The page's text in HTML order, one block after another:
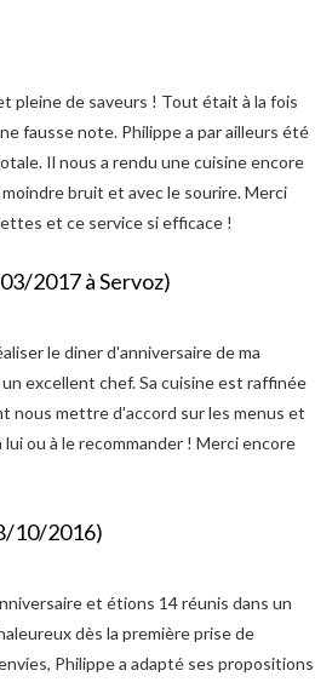
pleine de saveurs ! Tout était à la fois
fausse note. Philippe a par ailleurs été
Il nous a rendu une cuisine encore
bruit et avec le sourire. Merci
et ce service si efficace !
2017 à Servoz)
le diner d'anniversaire de ma
excellent chef. Sa cuisine est raffinée
nous mettre d'accord sur les menus et
ou à le recommander ! Merci encore
10/2016)
et étions 14 réunis dans un
dès la première prise de
Philippe a adapté ses propositions